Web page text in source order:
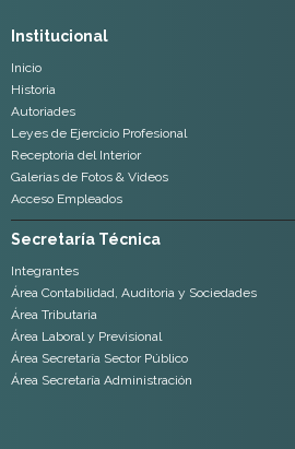
Institucional
Inicio
Historia
Autoriades
Leyes de Ejercicio Profesional
Receptoria del Interior
Galerias de Fotos & Videos
Acceso Empleados
Secretaría Técnica
Integrantes
Área Contabilidad, Auditoria y Sociedades
Área Tributaria
Área Laboral y Previsional
Área Secretaría Sector Público
Área Secretaría Administración